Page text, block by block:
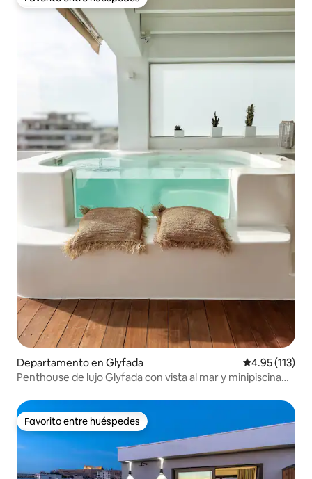
Favorito entre huéspedes
Departamento en Glyfada Calificación
4.95 (113)
Penthouse de lujo Glyfada con vista al mar y minipiscina
Favorito entre huéspedes
Favorito entre huéspedes